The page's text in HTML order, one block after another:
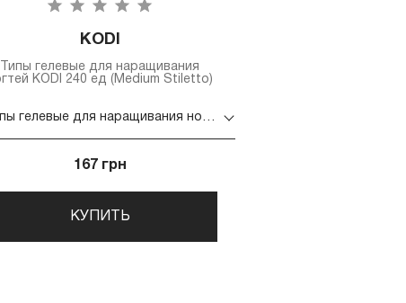
KODI
Типы гелевые для наращивания
KODI 240 ед (Medium Stiletto)
Типы гелевые для наращивания ногтей KODI 240 ед (Medium Stiletto)
167 грн
КУПИТЬ